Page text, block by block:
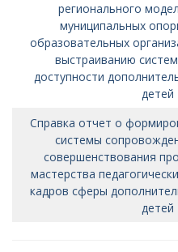
регионального
муниципальных
образовательных
выстраиванию
доступности
детей
Справка отчет о
системы
совершенствования
мастерства
кадров сферы
детей